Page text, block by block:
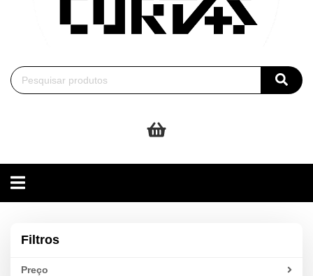
Toggle
navigation
Filtros
Preço